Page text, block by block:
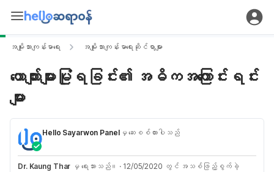
အမျိုးသားကျန်းမာရေး အမျိုးသားကျန်းမာရေးဆိုင်ရာများ
ယောက်ျားများမြုံရခြင်း၏ အဓိကအကြောင်းရင်း
များ
Hello Sayarwon Panelမှ ဆေးစစ်ထားပါသည်
Dr. Kaung Thar မှ ရေးသားသည်။ · 12/05/2020 တွင် အသစ်ဖြည့်စွက်ခဲ့